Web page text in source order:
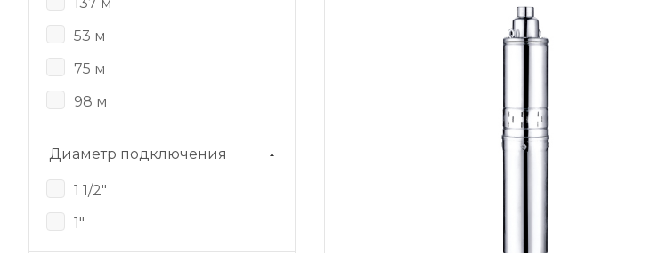
53 м
75 м
98 м
Диаметр подключения
1 1/2"
1"